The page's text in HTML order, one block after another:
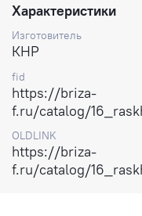
Характеристики
Изготовитель
КНР
fid
https://briza-
f.ru/catalog/
OLDLINK
https://briza-
f.ru/catalog/